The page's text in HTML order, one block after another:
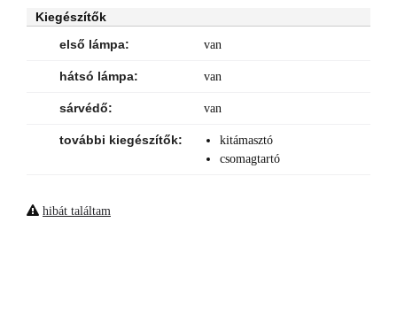
Kiegészítők
első lámpa:
van
hátsó lámpa: van
sárvédő: van
további kiegészítők:
kitámasztó
csomagtartó
hibát találtam